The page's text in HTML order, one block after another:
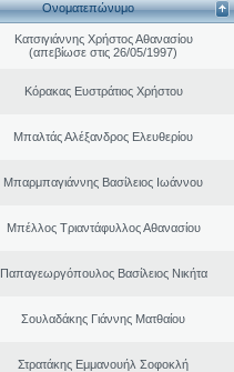
Ονοματεπώνυμο
Κατσιγιάννης Χρήστος Αθανασίου
(απεβίωσε στις 26/05/1997)
Κόρακας Ευστράτιος Χρήστου
Μπαλτάς Αλέξανδρος Ελευθερίου
Μπαρμπαγιάννης Βασίλειος Ιωάννου
Μπέλλος Τριαντάφυλλος Αθανασίου
Παπαγεωργόπουλος Βασίλειος Νικήτα
Σουλαδάκης Γιάννης Ματθαίου
Στρατάκης Εμμανουήλ Σοφοκλή